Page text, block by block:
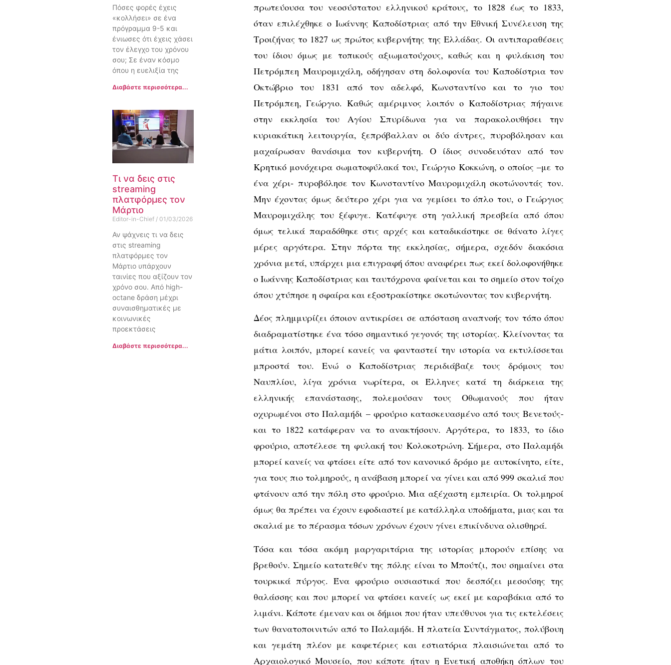
Πόσες φορές έχεις
«κολλήσει» σε ένα
πρόγραμμα 9-5 και
ένιωσες ότι έχεις χάσει
τον έλεγχο του χρόνου
σου; Σε έναν κόσμο
όπου η ευελιξία της
Διαβάστε περισσότερα...
Τι να δεις στις
streaming
πλατφόρμες τον
Μάρτιο
Editor-in-Chief 01/03/2026
Αν ψάχνεις τι να δεις
στις streaming
πλατφόρμες τον
Μάρτιο υπάρχουν
ταινίες που αξίζουν τον
χρόνο σου. Από high-
octane δράση μέχρι
συναισθηματικές με
κοινωνικές
προεκτάσεις
Διαβάστε περισσότερα...
πρωτεύουσα του νεοσύστατου ελληνικού κράτους, το 1828 έως το 1833,
όταν επιλέχθηκε ο Ιωάννης Καποδίστριας από την Εθνική Συνέλευση της
Τροιζήνας το 1827 ως πρώτος κυβερνήτης της Ελλάδας. Οι αντιπαραθέσεις
του ίδιου όμως με τοπικούς αξιωματούχους, καθώς και η φυλάκιση του
Πετρόμπεη Μαυρομιχάλη, οδήγησαν στη δολοφονία του Καποδίστρια τον
Οκτώβριο του 1831 από τον αδελφό, Κωνσταντίνο και το γιο του
Πετρόμπεη, Γεώργιο. Καθώς αμέριμνος λοιπόν ο Καποδίστριας πήγαινε
στην εκκλησία του Αγίου Σπυρίδωνα για να παρακολουθήσει την
κυριακάτικη λειτουργία, ξεπρόβαλλαν οι δύο άντρες, πυροβόλησαν και
μαχαίρωσαν θανάσιμα τον κυβερνήτη. Ο ίδιος συνοδευόταν από τον
Κρητικό μονόχειρα σωματοφύλακά του, Γεώργιο Κοκκώνη, ο οποίος –με το
ένα χέρι- πυροβόλησε τον Κωνσταντίνο Μαυρομιχάλη σκοτώνοντάς τον.
Μην έχοντας όμως δεύτερο χέρι για να γεμίσει το όπλο του, ο Γεώργιος
Μαυρομιχάλης του ξέφυγε. Κατέφυγε στη γαλλική πρεσβεία από όπου
όμως τελικά παραδόθηκε στις αρχές και καταδικάστηκε σε θάνατο λίγες
μέρες αργότερα. Στην πόρτα της εκκλησίας, σήμερα, σχεδόν διακόσια
χρόνια μετά, υπάρχει μια επιγραφή όπου αναφέρει πως εκεί δολοφονήθηκε
ο Ιωάννης Καποδίστριας και ταυτόχρονα φαίνεται και το σημείο στον τοίχο
όπου χτύπησε η σφαίρα και εξοστρακίστηκε σκοτώνοντας τον κυβερνήτη.
Δέος πλημμυρίζει όποιον αντικρίσει σε απόσταση αναπνοής τον τόπο όπου
διαδραματίστηκε ένα τόσο σημαντικό γεγονός της ιστορίας. Κλείνοντας τα
μάτια λοιπόν, μπορεί κανείς να φανταστεί την ιστορία να εκτυλίσσεται
μπροστά του. Ενώ ο Καποδίστριας περιδιάβαζε τους δρόμους του
Ναυπλίου, λίγα χρόνια νωρίτερα, οι Έλληνες κατά τη διάρκεια της
ελληνικής επανάστασης, πολεμούσαν τους Οθωμανούς που ήταν
οχυρωμένοι στο Παλαμήδι – φρούριο κατασκευασμένο από τους Βενετούς-
και το 1822 κατάφεραν να το ανακτήσουν. Αργότερα, το 1833, το ίδιο
φρούριο, αποτέλεσε τη φυλακή του Κολοκοτρώνη. Σήμερα, στο Παλαμήδι
μπορεί κανείς να φτάσει είτε από τον κανονικό δρόμο με αυτοκίνητο, είτε,
για τους πιο τολμηρούς, η ανάβαση μπορεί να γίνει και από 999 σκαλιά που
φτάνουν από την πόλη στο φρούριο. Μια αξέχαστη εμπειρία. Οι τολμηροί
όμως θα πρέπει να έχουν εφοδιαστεί με κατάλληλα υποδήματα, μιας και τα
σκαλιά με το πέρασμα τόσων χρόνων έχουν γίνει επικίνδυνα ολισθηρά.
Τόσα και τόσα ακόμη μαργαριτάρια της ιστορίας μπορούν επίσης να
βρεθούν. Σημείο κατατεθέν της πόλης είναι το Μπούτζι, που σημαίνει στα
τουρκικά πύργος. Ένα φρούριο ουσιαστικά που δεσπόζει μεσούσης της
θαλάσσης και που μπορεί να φτάσει κανείς ως εκεί με καραβάκια από το
λιμάνι. Κάποτε έμεναν και οι δήμιοι που ήταν υπεύθυνοι για τις εκτελέσεις
των θανατοποινιτών από το Παλαμήδι. Η πλατεία Συντάγματος, πολύβουη
και γεμάτη πλέον με καφετέριες και εστιατόρια πλαισιώνεται από το
Αρχαιολογικό Μουσείο, που κάποτε ήταν η Ενετική αποθήκη όπλων του